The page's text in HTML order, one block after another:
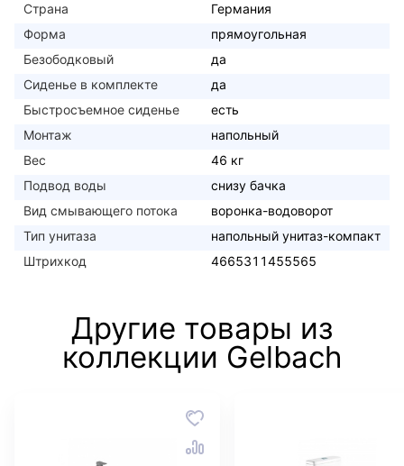
Страна
Германия
Форма
прямоугольная
Безободковый
да
Сиденье в комплекте
да
Быстросъемное сиденье
есть
Монтаж
напольный
Вес
46 кг
Подвод воды
снизу бачка
Вид смывающего потока
воронка-водоворот
Тип унитаза
напольный унитаз-компакт
Штрихкод
4665311455565
Другие товары из
коллекции Gelbach